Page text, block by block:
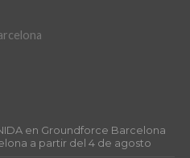
en Groundforce Barcelona
a partir del 4 de agosto